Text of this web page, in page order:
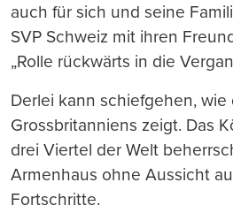
auch für sich und seine
SVP Schweiz mit ihren
„Rolle rückwärts in die
Derlei kann schiefgehen, wie
Grossbritanniens zeigt. Das
drei Viertel der Welt
Armenhaus ohne Aussicht
Fortschritte.